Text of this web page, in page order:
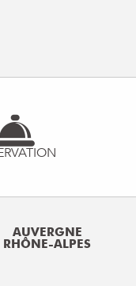
AUVERGNE
RHÔNE-ALPES